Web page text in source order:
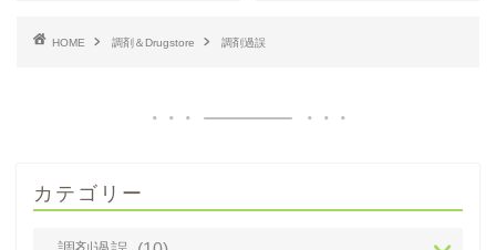
HOME 調剤＆Drugstore 調剤過誤
カテゴリー